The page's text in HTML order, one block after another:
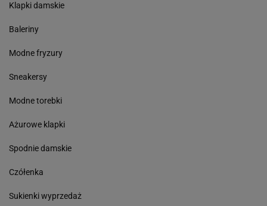
Klapki damskie
Baleriny
Modne fryzury
Sneakersy
Modne torebki
Ażurowe klapki
Spodnie damskie
Czółenka
Sukienki wyprzedaż